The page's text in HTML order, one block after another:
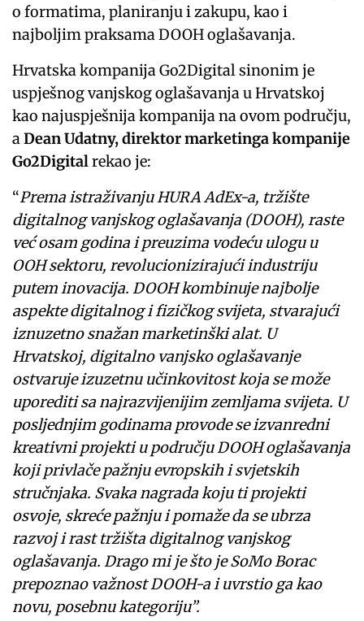
o formatima, planiranju i zakupu, kao i
najboljim praksama DOOH oglašavanja.
Hrvatska kompanija Go2Digital sinonim je
uspješnog vanjskog oglašavanja u Hrvatskoj
kao najuspješnija kompanija na ovom području,
aDean Udatny, direktor marketinga kompanije
Go2Digitalrekao je:
“Prema istraživanju HURA AdEx-a, tržište
digitalnog vanjskog oglašavanja (DOOH), raste
već osam godina i preuzima vodeću ulogu u
OOH sektoru, revolucionizirajući industriju
putem inovacija. DOOH kombinuje najbolje
aspekte digitalnog i fizičkog svijeta, stvarajući
iznuzetno snažan marketinški alat. U
Hrvatskoj, digitalno vanjsko oglašavanje
ostvaruje izuzetnu učinkovitost koja se može
uporediti sa najrazvijenijim zemljama svijeta. U
posljednjim godinama provode se izvanredni
kreativni projekti u području DOOH oglašavanja
koji privlače pažnju evropskih i svjetskih
stručnjaka. Svaka nagrada koju ti projekti
osvoje, skreće pažnju i pomaže da se ubrza
razvoj i rast tržišta digitalnog vanjskog
oglašavanja. Drago mi je što je SoMo Borac
prepoznao važnost DOOH-a i uvrstio ga kao
novu, posebnu kategoriju”.